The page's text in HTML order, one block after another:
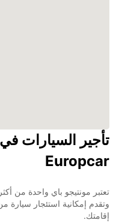
تأجير السيارات
Europcar
تعتبر مونتيجو باي واحدة من
إقامتك.